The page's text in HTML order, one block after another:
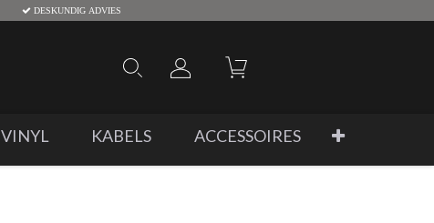
DESKUNDIG ADVIES
VINYL KABELS ACCESSOIRES